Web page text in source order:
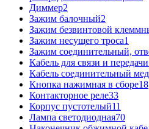
Диммер2
Зажим балочный2
Зажим безвинтовой
Зажим несущего троса1
Зажим соединительный,
Кабель для связи и
Кабель соединительный
Кнопка нажимная в сборе18
Контакторное реле33
Корпус пустотелый11
Лампа светодиодная70